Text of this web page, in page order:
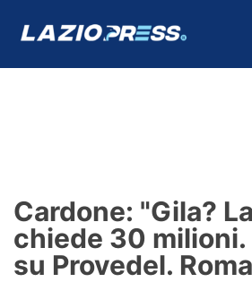
Formello
Infortuni
Cardone: "Gila?
chiede 30 milioni.
su Provedel.